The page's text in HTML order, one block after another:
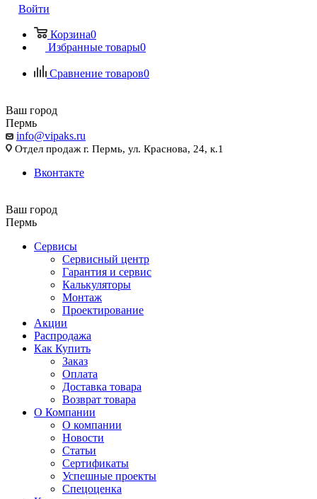
Войти
Корзина0
Избранные товары0
Сравнение товаров0
Ваш город
Пермь
info@vipaks.ru
Отдел продаж г. Пермь, ул. Краснова, 24, к.1
Вконтакте
Ваш город
Пермь
Сервисы
Сервисный центр
Гарантия и сервис
Калькуляторы
Монтаж
Проектирование
Акции
Распродажа
Как Купить
Заказ
Оплата
Доставка товара
Возврат товара
О Компании
О компании
Новости
Статьи
Сертификаты
Успешные проекты
Спецоценка